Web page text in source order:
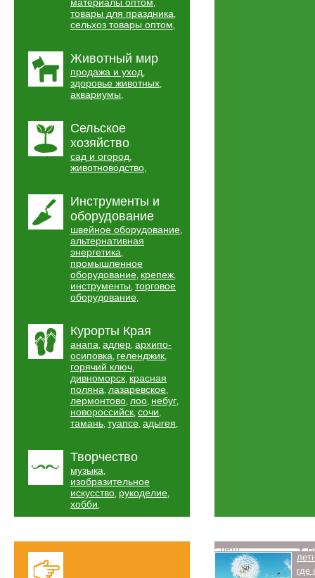
,
товары для праздника,
сельхоз товары оптом,
Животный мир
продажа и уход,
здоровье животных,
аквариумы,
Сельское
хозяйство
сад и огород,
животноводство,
Инструменты и
оборудование
швейное оборудование,
альтернативная
энергетика,
промышленное
оборудование, крепеж,
инструменты, торговое
оборудование,
Курорты Края
анапа, адлер, архипо-
осиповка, геленджик,
горячий ключ,
дивноморск, красная
поляна, лазаревское,
лермонтово, лоо, небуг,
новороссийск, сочи,
тамань, туапсе, адыгея,
Творчество
музыка,
изобразительное
искусство, рукоделие,
хобби,
Лето
где